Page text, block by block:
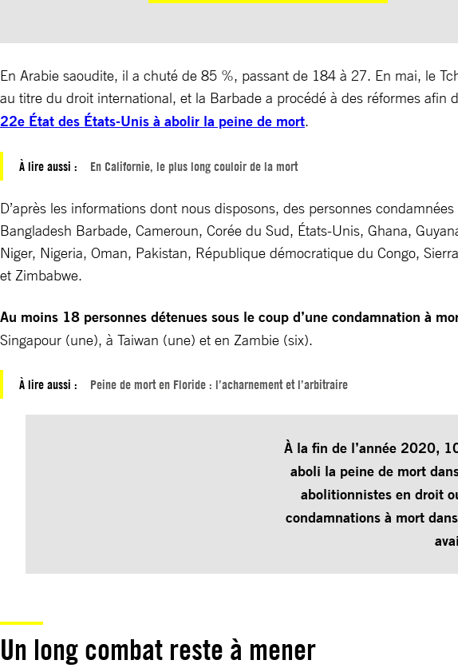
En Arabie saoudite, il a chuté de 85 %, passant de 184 à 27. En mai, le
au titre du droit international, et la Barbade a procédé à des réformes afin
22e État des États-Unis à abolir la peine de mort.
À lire aussi : En Californie, le plus long couloir de la mort
D’après les informations dont nous disposons, des personnes
Bangladesh Barbade, Cameroun, Corée du Sud, États-Unis, Ghana,
Niger, Nigeria, Oman, Pakistan, République démocratique du Congo,
et Zimbabwe.
Au moins 18 personnes détenues sous le coup d’une condamnation à
Singapour (une), à Taiwan (une) et en Zambie (six).
À lire aussi : Peine de mort en Floride : l’acharnement et l’arbitraire
À la fin de l’année 2020,
aboli la peine de mort
abolitionnistes en droit
condamnations à mort
Un long combat reste à mener